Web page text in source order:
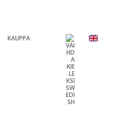
KAUPPA